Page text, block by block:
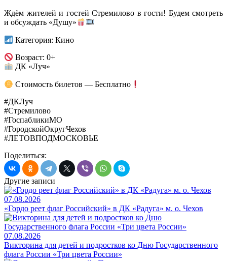
Ждём жителей и гостей Стремилово в гости! Будем смотреть
и обсуждать «Душу»
Категория: Кино
Возраст: 0+
ДК «Луч»
Стоимость билетов — Бесплатно
#ДКЛуч
#Стремилово
#ГоспабликиМО
#ГородскойОкругЧехов
#ЛЕТОВПОДМОСКОВЬЕ
Поделиться:
Другие записи
07.08.2026
«Гордо реет флаг Российский» в ДК «Радуга» м. о. Чехов
07.08.2026
Викторина для детей и подростков ко Дню Государственного
флага России «Три цвета России»